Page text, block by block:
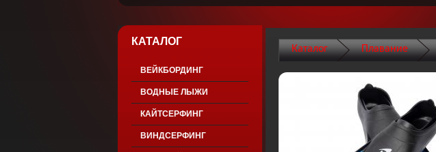
КАТАЛОГ
ВЕЙКБОРДИНГ
ВОДНЫЕ ЛЫЖИ
КАЙТСЕРФИНГ
ВИНДСЕРФИНГ
Каталог Плавание